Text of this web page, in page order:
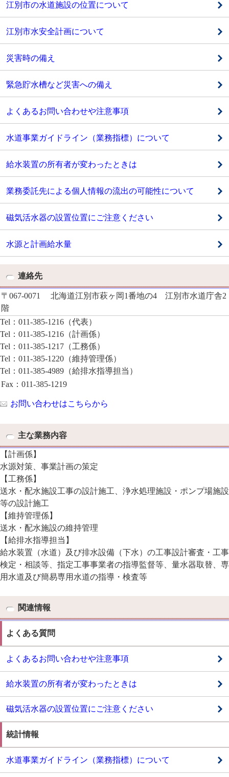
江別市の水道施設の位置について
江別市水安全計画について
災害時の備え
緊急貯水槽など災害への備え
よくあるお問い合わせや注意事項
水道事業ガイドライン（業務指標）について
給水装置の所有者が変わったときは
業務委託先による個人情報の流出の可能性について
磁気活水器の設置位置にご注意ください
水源と計画給水量
連絡先
〒067-0071 北海道江別市萩ヶ岡1番地の4 江別市水道庁舎2
階
Tel：011-385-1216（代表）
Tel：011-385-1216（計画係）
Tel：011-385-1217（工務係）
Tel：011-385-1220（維持管理係）
Tel：011-385-4989（給排水指導担当）
Fax：011-385-1219
お問い合わせはこちらから
主な業務内容
【計画係】
水源対策、事業計画の策定
【工務係】
送水・配水施設工事の設計施工、浄水処理施設・ポンプ場施設
等の設計施工
【維持管理係】
送水・配水施設の維持管理
【給排水指導担当】
給水装置（水道）及び排水設備（下水）の工事設計審査・工事
検定・相談等、指定工事事業者の指導監督等、量水器取替、専
用水道及び簡易専用水道の指導・検査等
関連情報
よくある質問
よくあるお問い合わせや注意事項
給水装置の所有者が変わったときは
磁気活水器の設置位置にご注意ください
統計情報
水道事業ガイドライン（業務指標）について